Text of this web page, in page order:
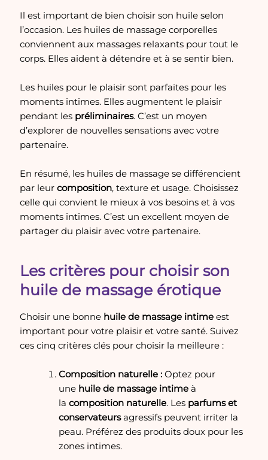
Il est important de bien choisir son huile selon
l’occasion. Les huiles de massage corporelles
conviennent aux massages relaxants pour tout le
corps. Elles aident à détendre et à se sentir bien.
Les huiles pour le plaisir sont parfaites pour les
moments intimes. Elles augmentent le plaisir
pendant les préliminaires. C’est un moyen
d’explorer de nouvelles sensations avec votre
partenaire.
En résumé, les huiles de massage se différencient
par leurcomposition, texture et usage. Choisissez
celle qui convient le mieux à vos besoins et à vos
moments intimes. C’est un excellent moyen de
partager du plaisir avec votre partenaire.
Les critères pour choisir son
huile de massage érotique
Choisir une bonne huile de massage intime est
important pour votre plaisir et votre santé. Suivez
ces cinq critères clés pour choisir la meilleure :
Composition naturelle : Optez pour
une huile de massage intime à
lacomposition naturelle. Les parfums et
conservateursagressifs peuvent irriter la
peau. Préférez des produits doux pour les
zones intimes.